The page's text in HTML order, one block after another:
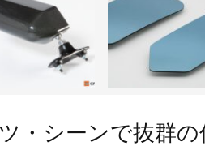
・シーンで抜群